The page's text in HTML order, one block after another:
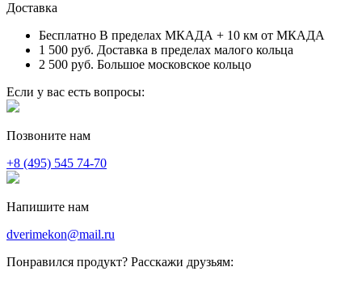
Доставка
Бесплатно В пределах МКАДА + 10 км от МКАДА
1 500 руб. Доставка в пределах малого кольца
2 500 руб. Большое московское кольцо
Если у вас есть вопросы:
Позвоните нам
+8 (495) 545 74-70
Напишите нам
dverimekon@mail.ru
Понравился продукт? Расскажи друзьям: